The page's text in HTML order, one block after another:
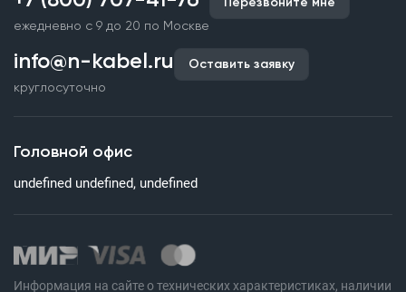
Партнерство
Документы и реквизиты
Производство кабельной продукции
Срочное изготовление
Оплата и доставка
Гарантия качества
Статьи
Вопросы и ответы
ежедневно с 9 до 20 по Москве
info@n-kabel.ru
круглосуточно
Оставить заявку
Головной офис
undefined undefined, undefined
Информация на сайте о технических характеристиках, наличии